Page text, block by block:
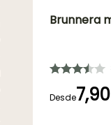
20 cm
Brunnera
Desde